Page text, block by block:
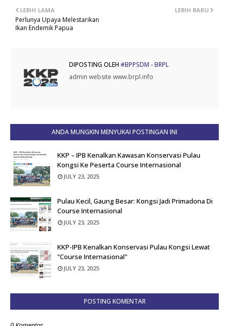
LEBIH BARU
LEBIH LAMA
Perlunya Upaya Melestarikan
Ikan Endemik Papua
DIPOSTING OLEH #BPPSDM - BRPL
admin website www.brpl.info
ANDA MUNGKIN MENYUKAI POSTINGAN INI
KKP – IPB Kenalkan Kawasan Konservasi Pulau
Kongsi Ke Peserta Course Internasional
JULY 23, 2025
Pulau Kecil, Gaung Besar: Kongsi Jadi Primadona Di
Course Internasional
JULY 23, 2025
KKP-IPB Kenalkan Konservasi Pulau Kongsi Lewat
"Course Internasional"
JULY 23, 2025
POSTING KOMENTAR